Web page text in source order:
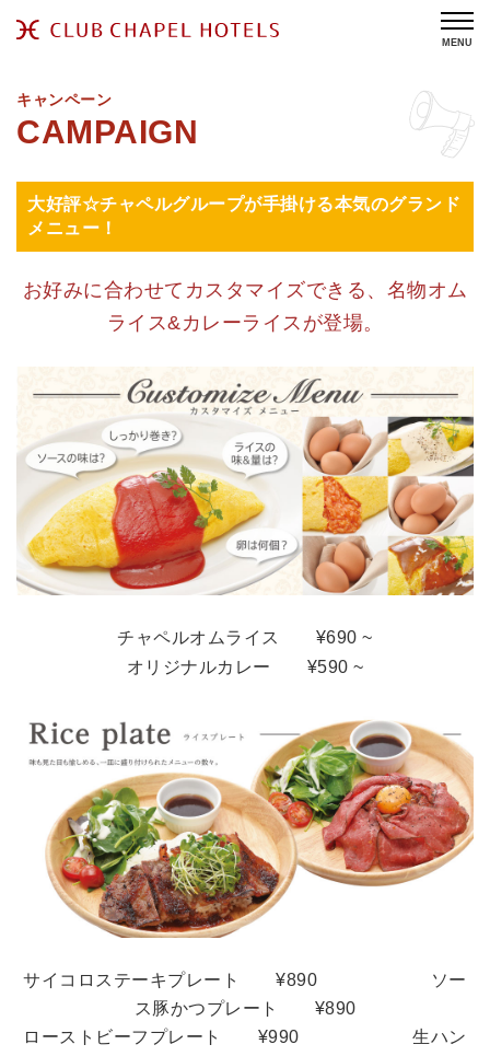
MENU
キャンペーン
大好評☆チャペルグループが手掛ける本気のグランド
メニュー！
お好みに合わせてカスタマイズできる、名物オム
ライス&カレーライスが登場。
チャペルオムライス ¥690 ~
オリジナルカレー ¥590 ~
サイコロステーキプレート ¥890
ソー
ス豚かつプレート ¥890
ローストビーフプレート
¥990 生ハン